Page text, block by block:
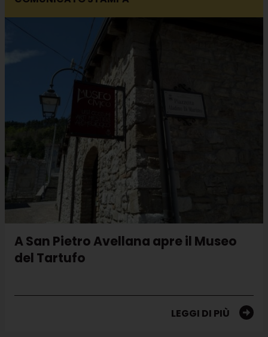
A San Pietro Avellana apre il Museo
del Tartufo
LEGGI DI PIÙ